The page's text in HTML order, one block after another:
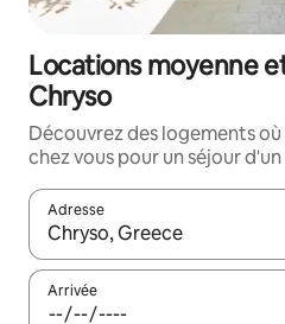
Locations moyenne
Chryso
Découvrez des logements
chez vous pour un séjour
Adresse
Lorsque les résultats
Arrivée